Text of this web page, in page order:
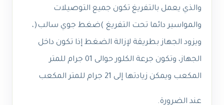
والذي يعمل بالتفريغ تكون جميع التوصيلات
والمواسير دائما تحت التفريغ )ضغط جوي سالب(،
ويزود الجهاز بطريقة لإزالة الضغط إذا تكون داخل
الجهاز، وتكون جرعة الكلور حوالى 01 جرام للمتر
المكعب ويمكن زيادتها إلى 21 جرام للمتر المكعب
عند الضرورة.